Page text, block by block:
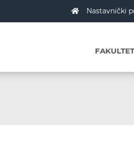
Nastavnički
FAKULTET